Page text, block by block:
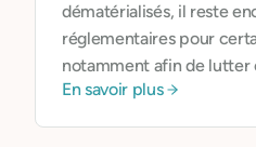
dématérialisés, il reste
réglementaires pour
notamment afin de lutter
blanchiment.
En savoir plus